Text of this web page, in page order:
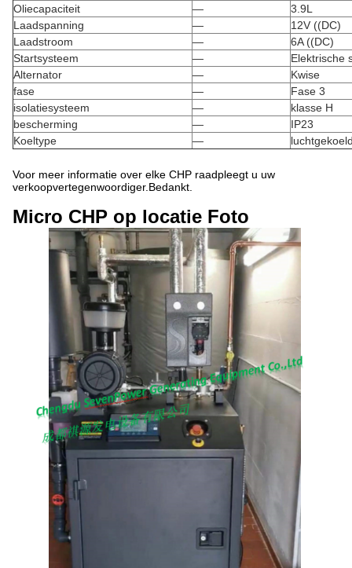
Oliecapaciteit
—
3.9L
Laadspanning
—
12V ((DC)
Laadstroom
—
6A ((DC)
Startsysteem
—
Elektrische
Alternator
—
Kwise
fase
—
Fase 3
isolatiesysteem
—
klasse H
bescherming
—
IP23
Koeltype
—
Voor meer informatie over elke CHP raadpleegt u uw
verkoopvertegenwoordiger.Bedankt.
Micro CHP op locatie Foto